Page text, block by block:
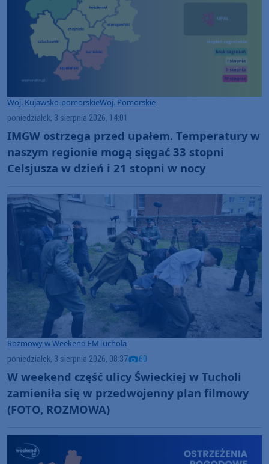
Woj. Kujawsko-pomorskieWoj. Pomorskie
poniedziałek, 3 sierpnia 2026, 14:01
IMGW ostrzega przed upałem. Temperatury w
naszym regionie mogą sięgać 33 stopni
Celsjusza w dzień i 21 stopni w nocy
Rozmowy w Weekend FMTuchola
poniedziałek, 3 sierpnia 2026, 08:37 60
W weekend część ulicy Świeckiej w Tucholi
zamieniła się w przedwojenny plan filmowy
(FOTO, ROZMOWA)